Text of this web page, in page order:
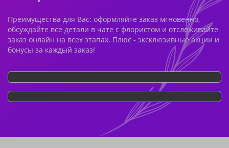
Преимущества для Вас: оформляйте заказ мгновенно,
обсуждайте все детали в чате с флористом и отслеживайте
заказ онлайн на всех этапах. Плюс - эксклюзивные акции и
бонусы за каждый заказ!